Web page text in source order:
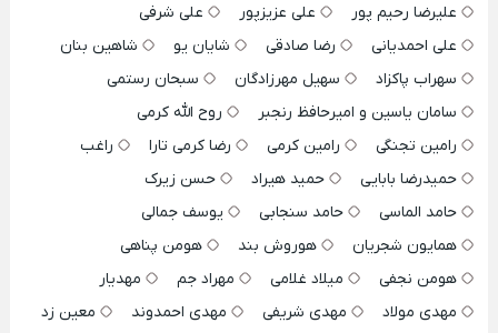
علیرضا رحیم پور
علی عزیزپور
علی شرفی
علی احمدیانی
رضا صادقی شایان یو
شاهین بنان
سهراب پاکزاد
سهیل مهرزادگان
سبحان رستمی
سامان یاسین و امیرحافظ رنجبر
روح الله کرمی
رامین تجنگی
رامین کرمی رضا کرمی تارا
راغب
حمیدرضا بابایی
حمید هیراد
حسن زیرک
حامد الماسی
حامد سنجابی
یوسف جمالی
همایون شجریان
هوروش بند
هومن پناهی
هومن نجفی
میلاد غلامی مهراد جم
مهدیار
مهدی مولاد
مهدی شریفی مهدی احمدوند
معین زد